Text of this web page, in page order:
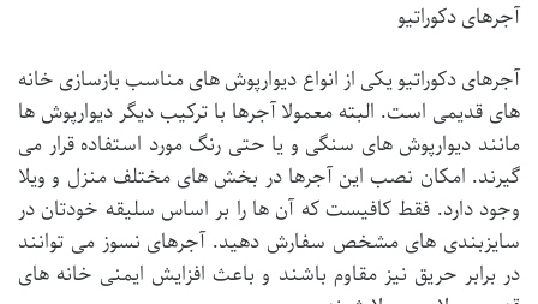
آجرهای دکوراتیو
آجرهای دکوراتیو یکی از انواع دیوارپوش های مناسب بازسازی خانه
های قدیمی است. البته معمولا آجرها با ترکیب دیگر دیوارپوش ها
مانند دیوارپوش های سنگی و یا حتی رنگ مورد استفاده قرار می
گیرند. امکان نصب این آجرها در بخش های مختلف منزل و ویلا
وجود دارد. فقط کافیست که آن ها را بر اساس سلیقه خودتان در
سایزبندی های مشخص سفارش دهید. آجرهای نسوز می توانند
در برابر حریق نیز مقاوم باشند و باعث افزایش ایمنی خانه های